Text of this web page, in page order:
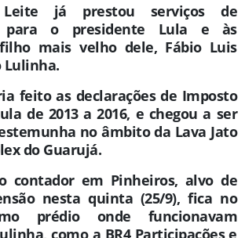
já prestou serviços de
para o presidente Lula e às
mais velho dele, Fábio Luis
Lulinha.
feito as declarações de Imposto
de 2013 a 2016, e chegou a ser
no âmbito da Lava Jato
do Guarujá.
contador em Pinheiros, alvo de
nesta quinta (25/9), fica no
prédio onde funcionavam
como a BR4 Participações e